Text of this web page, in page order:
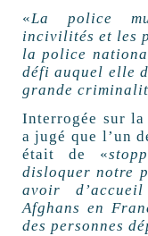
«La police
incivilités et les
la police
défi auquel elle
grande
Interrogée sur la
a jugé que l’un
était de «
disloquer notre
avoir
Afghans en
des personnes